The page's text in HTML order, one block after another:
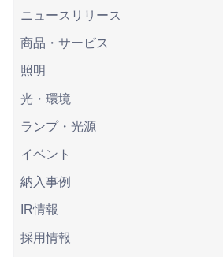
ニュースリリース
商品・サービス
照明
光・環境
ランプ・光源
イベント
納入事例
IR情報
採用情報